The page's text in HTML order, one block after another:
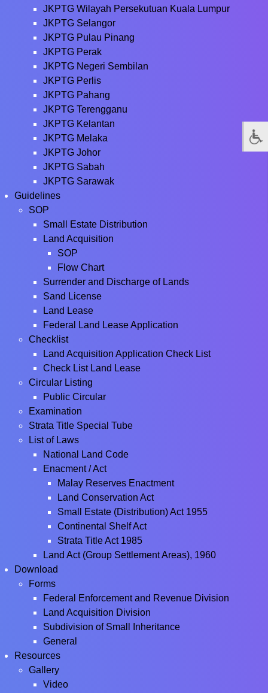
JKPTG Wilayah Persekutuan Kuala Lumpur
JKPTG Selangor
JKPTG Pulau Pinang
JKPTG Perak
JKPTG Negeri Sembilan
JKPTG Perlis
JKPTG Pahang
JKPTG Terengganu
JKPTG Kelantan
JKPTG Melaka
JKPTG Johor
JKPTG Sabah
JKPTG Sarawak
Guidelines
SOP
Small Estate Distribution
Land Acquisition
SOP
Flow Chart
Surrender and Discharge of Lands
Sand License
Land Lease
Federal Land Lease Application
Checklist
Land Acquisition Application Check List
Check List Land Lease
Circular Listing
Public Circular
Examination
Strata Title Special Tube
List of Laws
National Land Code
Enacment / Act
Malay Reserves Enactment
Land Conservation Act
Small Estate (Distribution) Act 1955
Continental Shelf Act
Strata Title Act 1985
Land Act (Group Settlement Areas), 1960
Download
Forms
Federal Enforcement and Revenue Division
Land Acquisition Division
Subdivision of Small Inheritance
General
Resources
Gallery
Video